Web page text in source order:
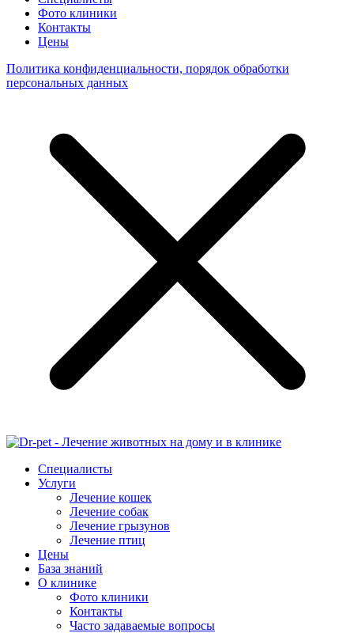
Фото клиники
Контакты
Цены
Политика конфиденциальности, порядок обработки
персональных данных
Специалисты
Услуги
Лечение кошек
Лечение собак
Лечение грызунов
Лечение птиц
Цены
База знаний
О клинике
Фото клиники
Контакты
Часто задаваемые вопросы